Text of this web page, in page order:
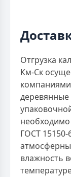
Отгрузка
Км-Ск
деревянные
ГОСТ 15150-
влажность